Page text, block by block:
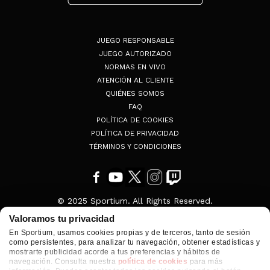
Valoramos tu privacidad
En Sportium, usamos cookies propias y de terceros, tanto de sesión
como persistentes, para analizar tu navegación, obtener estadísticas y
mostrarte publicidad acorde a tus preferencias y hábitos de
navegación. Consulta nuestra política de cookies para más
JUEGO RESPONSABLE
JUEGO AUTORIZADO
NORMAS EN VIVO
ATENCIÓN AL CLIENTE
QUIÉNES SOMOS
FAQ
POLÍTICA DE COOKIES
POLÍTICA DE PRIVACIDAD
TÉRMINOS Y CONDICIONES
© 2025 Sportium. All Rights Reserved.